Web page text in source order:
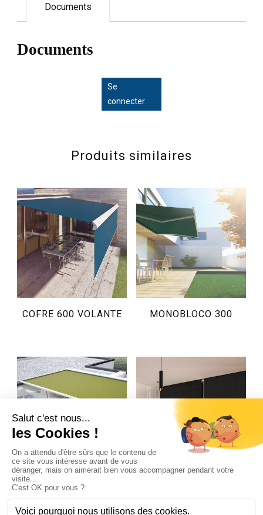
Documents
Documents
Se
connecter
Produits similaires
COFRE 600 VOLANTE MONOBLOCO 300
VARANDA